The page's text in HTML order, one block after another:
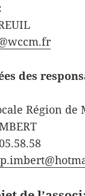
des
Région de